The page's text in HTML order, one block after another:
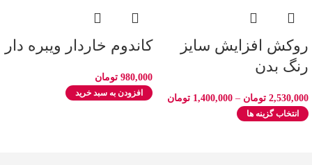
روکش افزایش سایز
رنگ بدن
2,530,000 تومان –
1,400,000 تومان
انتخاب گزینه ها
کاندوم خاردار ویبره دار
980,000 تومان
افزودن به سبد خرید